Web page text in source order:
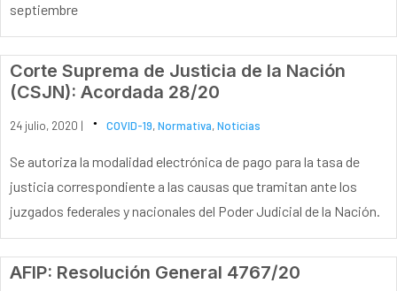
septiembre
Corte Suprema de Justicia de la Nación
(CSJN): Acordada 28/20
24 julio, 2020 | COVID-19,Normativa,Noticias
Se autoriza la modalidad electrónica de pago para la tasa de
justicia correspondiente a las causas que tramitan ante los
juzgados federales y nacionales del Poder Judicial de la Nación.
AFIP: Resolución General 4767/20